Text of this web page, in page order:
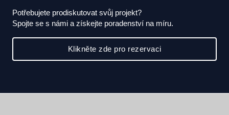
Potřebujete prodiskutovat svůj projekt?
Spojte se s námi a získejte poradenství na míru.
Klikněte zde pro rezervaci